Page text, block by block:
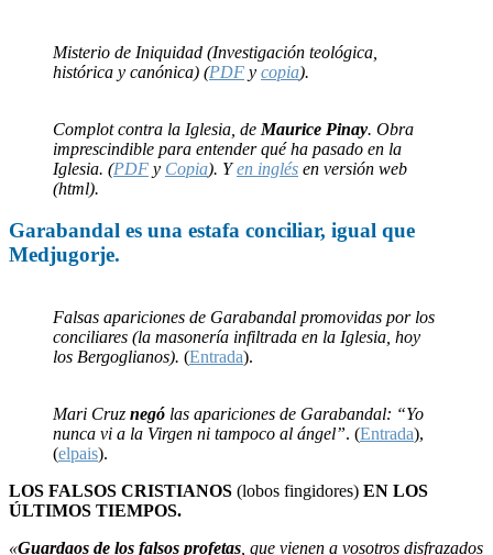
Misterio de Iniquidad (Investigación teológica,
histórica y canónica) (PDF y copia).
Complot contra la Iglesia, de Maurice Pinay. Obra
imprescindible para entender qué ha pasado en la
Iglesia. (PDF y Copia). Yen inglés en versión web
(html).
Garabandal es una estafa conciliar, igual que
Medjugorje.
Falsas apariciones de Garabandal promovidas por los
conciliares (la masonería infiltrada en la Iglesia, hoy
los Bergoglianos). (Entrada).
Mari Cruz negó las apariciones de Garabandal: “Yo
nunca vi a la Virgen ni tampoco al ángel”. (Entrada),
(elpais).
LOS FALSOS CRISTIANOS (lobos fingidores) EN LOS
ÚLTIMOS TIEMPOS.
«Guardaos de los falsos profetas , que vienen a vosotros disfrazados